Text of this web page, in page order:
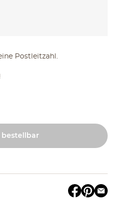
Postleitzahl.
bestellbar